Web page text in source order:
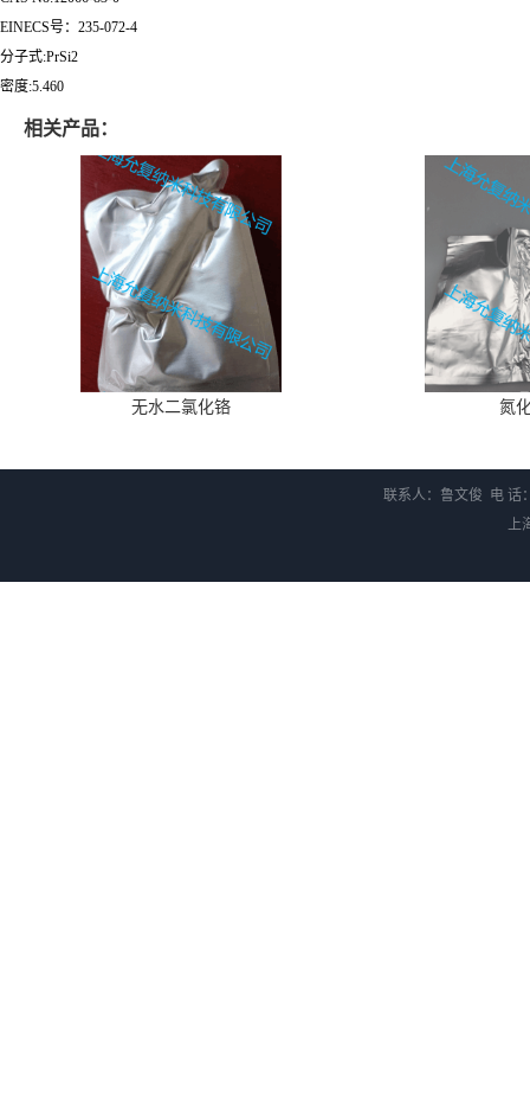
EINECS号：235-072-4
分子式:PrSi2
密度:5.460
相关产品：
无水二氯化铬 氮
联系人：鲁文俊 电 话
上